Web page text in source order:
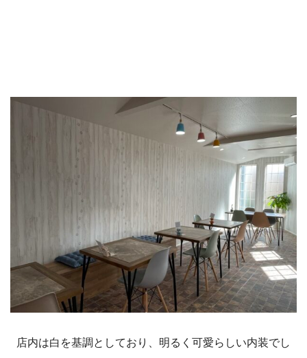
店内は白を基調としており、明るく可愛らしい内装でし